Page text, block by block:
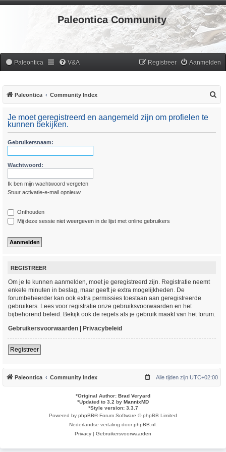
Paleontica Community
Paleontica V&A Aanmelden
Registreer
Paleontica Community Index
Je moet geregistreerd en aangemeld zijn om profielen te
kunnen bekijken.
Gebruikersnaam:
Wachtwoord:
Ik ben mijn wachtwoord vergeten
Stuur activatie-e-mail opnieuw
Onthouden
Mij deze sessie niet weergeven in de lijst met online gebruikers
REGISTREER
Om je te kunnen aanmelden, moet je geregistreerd zijn. Registratie neemt
enkele minuten in beslag, maar geeft je extra mogelijkheden. De
forumbeheerder kan ook extra permissies toestaan aan geregistreerde
gebruikers. Lees voor registratie onze gebruiksvoorwaarden en het
bijbehorend beleid. Bekijk ook de regels als je gebruik maakt van het forum.
Gebruikersvoorwaarden | Privacybeleid
Registreer
Paleontica Community Index Alle tijden zijn UTC+02:00
*Original Author: Brad Veryard
*Updated to 3.2 by MannixMD
*Style version: 3.3.7
Powered by phpBB® Forum Software © phpBB Limited
Nederlandse vertaling doorphpBB.nl
Privacy | Gebruikersvoorwaarden